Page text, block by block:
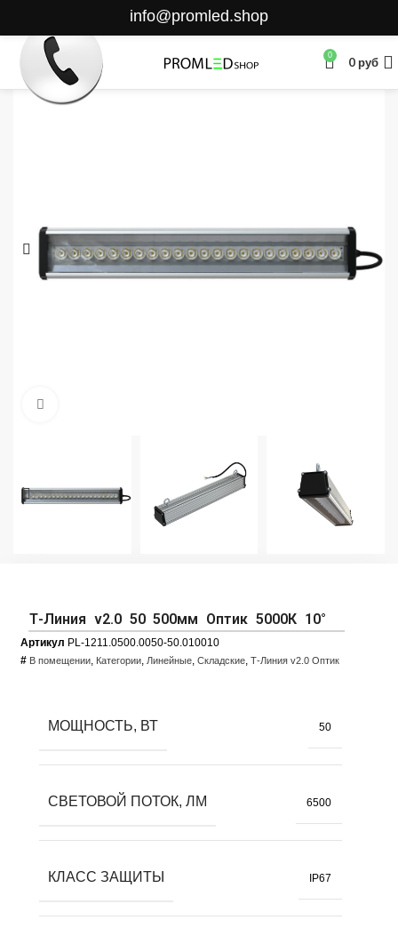
info@promled.shop
0 0руб
Т-Линия v2.0 50 500мм Оптик 5000К 10°
Артикул PL-1211.0500.0050-50.010010
# В помещении, Категории, Линейные, Складские, Т-Линия v2.0 Оптик
МОЩНОСТЬ, ВТ 50
СВЕТОВОЙ ПОТОК, ЛМ 6500
КЛАСС ЗАЩИТЫ IP67